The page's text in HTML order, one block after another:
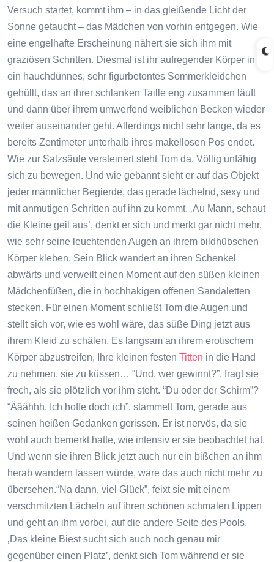
Versuch startet, kommt ihm – in das gleißende Licht der
Sonne getaucht – das Mädchen von vorhin entgegen. Wie
eine engelhafte Erscheinung nähert sie sich ihm mit
graziösen Schritten. Diesmal ist ihr aufregender Körper in
ein hauchdünnes, sehr figurbetontes Sommerkleidchen
gehüllt, das an ihrer schlanken Taille eng zusammen läuft
und dann über ihrem umwerfend weiblichen Becken wieder
weiter auseinander geht. Allerdings nicht sehr lange, da es
bereits Zentimeter unterhalb ihres makellosen Pos endet.
Wie zur Salzsäule versteinert steht Tom da. Völlig unfähig
sich zu bewegen. Und wie gebannt sieht er auf das Objekt
jeder männlicher Begierde, das gerade lächelnd, sexy und
mit anmutigen Schritten auf ihn zu kommt. ‚Au Mann, schaut
die Kleine geil aus’, denkt er sich und merkt gar nicht mehr,
wie sehr seine leuchtenden Augen an ihrem bildhübschen
Körper kleben. Sein Blick wandert an ihren Schenkel
abwärts und verweilt einen Moment auf den süßen kleinen
Mädchenfüßen, die in hochhakigen offenen Sandaletten
stecken. Für einen Moment schließt Tom die Augen und
stellt sich vor, wie es wohl wäre, das süße Ding jetzt aus
ihrem Kleid zu schälen. Es langsam an ihrem erotischem
Körper abzustreifen, Ihre kleinen festen Titten in die Hand
zu nehmen, sie zu küssen… “Und, wer gewinnt?”, fragt sie
frech, als sie plötzlich vor ihm steht. “Du oder der Schirm”?
“Ääähhh, Ich hoffe doch ich”, stammelt Tom, gerade aus
seinen heißen Gedanken gerissen. Er ist nervös, da sie
wohl auch bemerkt hatte, wie intensiv er sie beobachtet hat.
Und wenn sie ihren Blick jetzt auch nur ein bißchen an ihm
herab wandern lassen würde, wäre das auch nicht mehr zu
übersehen.“Na dann, viel Glück”, feixt sie mit einem
verschmitzten Lächeln auf ihren schönen schmalen Lippen
und geht an ihm vorbei, auf die andere Seite des Pools.
‚Das kleine Biest sucht sich auch noch genau mir
gegenüber einen Platz’, denkt sich Tom während er sie